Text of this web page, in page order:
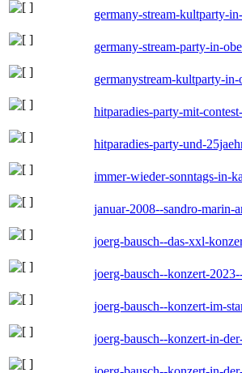
germany-stream-kultparty-
germany-stream-party-in-
germanystream-kultparty-in-
hitparadies-party-mit-
hitparadies-party-und-
immer-wieder-sonntags-in-
januar-2008--sandro-marin-
joerg-bausch--das-xxl-
joerg-bausch--konzert-
joerg-bausch--konzert-im-
joerg-bausch--konzert-in-